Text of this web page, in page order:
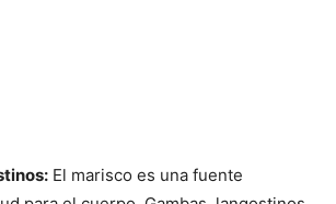
El marisco es una fuente